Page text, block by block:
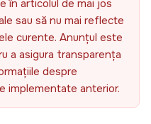
în articolul de mai jos
sau să nu mai reflecte
curente. Anunțul este
a asigura transparența
despre
implementate anterior.